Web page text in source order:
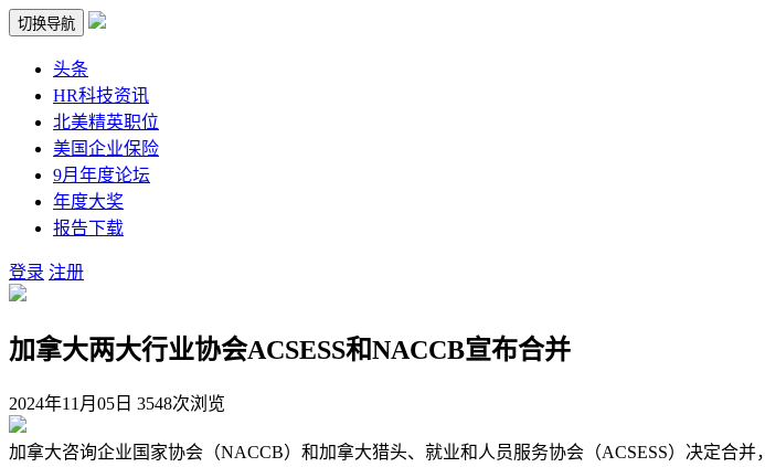
切换导航
头条
HR科技资讯
北美精英职位
美国企业保险
9月年度论坛
年度大奖
报告下载
登录 注册
加拿大两大行业协会ACSESS和NACCB宣布合并
2024年11月05日 3548次浏览
加拿大咨询企业国家协会（NACCB）和加拿大猎头、就业和人员服务协会（ACSESS）决定合